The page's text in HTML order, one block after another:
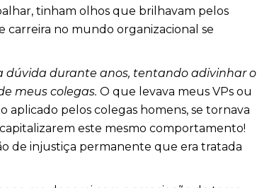
tinham olhos que brilhavam pelos
carreira no mundo organizacional se
dúvida durante anos, tentando adivinhar o
meus colegas. O que levava meus VPs ou
pelos colegas homens, se tornava
este mesmo comportamento!
de injustiça permanente que era tratada